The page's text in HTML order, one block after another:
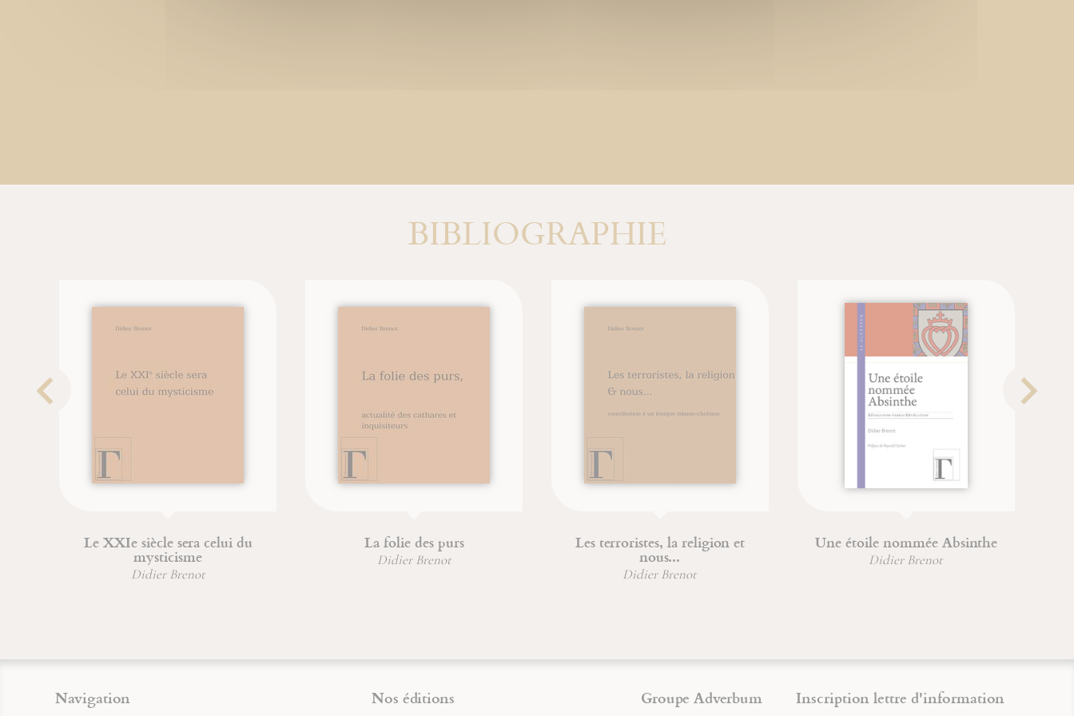
BIBLIOGRAPHIE
Le XXIe siècle sera celui du
mysticisme
Didier Brenot
La folie des purs
Didier Brenot
Les terroristes, la religion et
nous...
Didier Brenot
Une étoile nommée Absinthe
Didier Brenot
Navigation Nos éditions Groupe Adverbum Inscription lettre d'information